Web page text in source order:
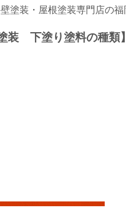
塗装・屋根塗装専門店の
塗装 下塗り塗料の種類